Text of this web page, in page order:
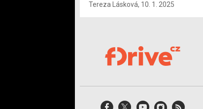
Tereza Lásková, 10. 1. 2025